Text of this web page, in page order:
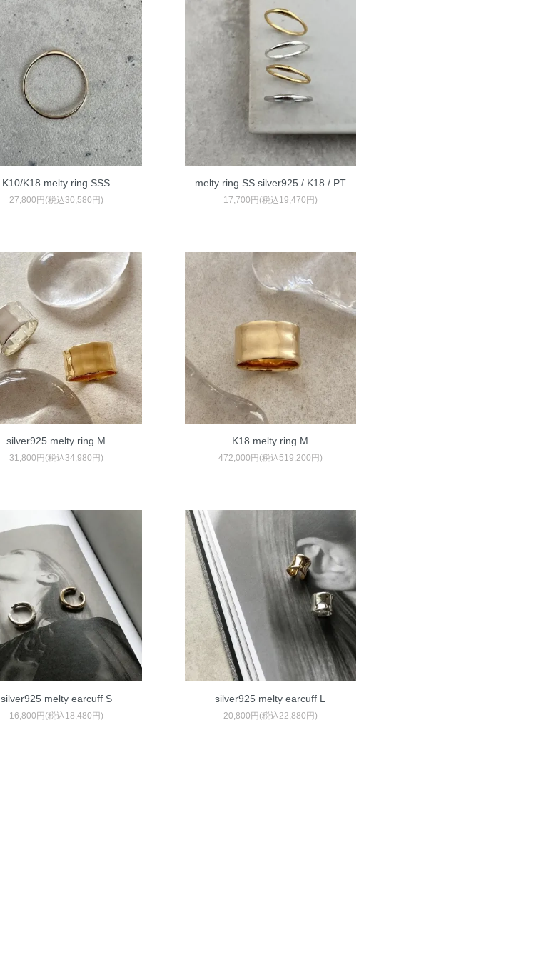
K10/K18 melty ring SSS
27,800円(税込30,580円)
melty ring SS silver925 / K18 / PT
17,700円(税込19,470円)
silver925 melty ring M
31,800円(税込34,980円)
K18 melty ring M
472,000円(税込519,200円)
silver925 melty earcuff S
16,800円(税込18,480円)
silver925 melty earcuff L
20,800円(税込22,880円)